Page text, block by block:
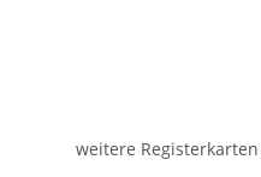
weitere